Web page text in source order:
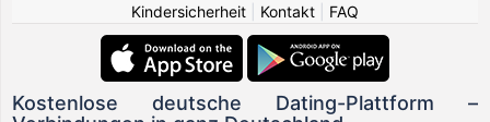
Kindersicherheit
Kontakt FAQ
Kostenlose deutsche Dating-Plattform –